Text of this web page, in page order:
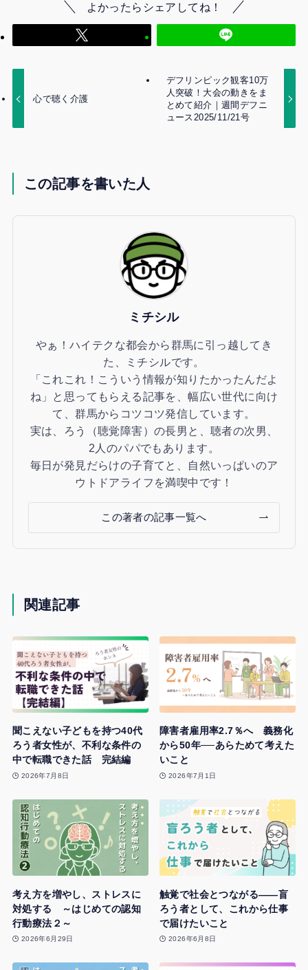
よかったらシェアしてね！
心で聴く介護
デフリンピック観客10万
人突破！大会の動きをま
とめて紹介｜週間デフニ
ュース2025/11/21号
この記事を書いた人
ミチシル
やぁ！ハイテクな都会から群馬に引っ越してき
た、ミチシルです。
「これこれ！こういう情報が知りたかったんだよ
ね」と思ってもらえる記事を、幅広い世代に向け
て、群馬からコツコツ発信しています。
実は、ろう（聴覚障害）の長男と、聴者の次男、
2人のパパでもあります。
毎日が発見だらけの子育てと、自然いっぱいのア
ウトドアライフを満喫中です！
この著者の記事一覧へ
関連記事
聞こえない子どもを持つ40代
ろう者女性が、不利な条件の
中で転職できた話 完結編
2026年7月8日
障害者雇用率2.7％へ 義務化
から50年──あらためて考えた
いこと
2026年7月1日
考え方を増やし、ストレスに
対処する ～はじめての認知
行動療法２～
2026年6月29日
触覚で社会とつながる——盲
ろう者として、これから仕事
で届けたいこと
2026年6月8日